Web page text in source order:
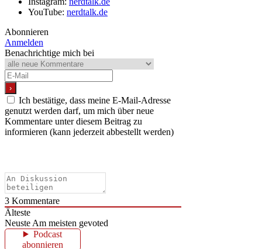
YouTube: nerdtalk.de
Abonnieren
Anmelden
Benachrichtige mich bei
Ich bestätige, dass meine E-Mail-Adresse
genutzt werden darf, um mich über neue
Kommentare unter diesem Beitrag zu
informieren (kann jederzeit abbestellt werden)
3 Kommentare
Älteste
Neuste Am meisten gevoted
Podcast
abonnieren